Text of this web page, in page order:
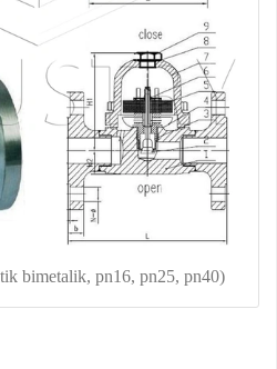
bimetalik, pn16, pn25, pn40)